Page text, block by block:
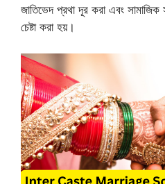
জাতিভেদ প্রথা দূর করা এবং
চেষ্টা করা হয়।